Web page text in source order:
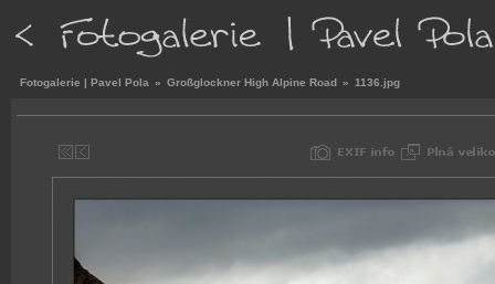
Fotogalerie | Pavel Pola » Großglockner High Alpine Road » 1136.jpg